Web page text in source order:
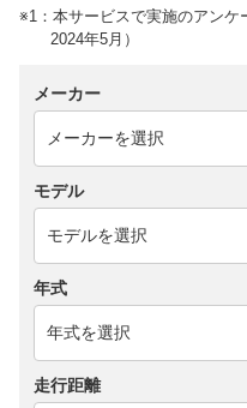
※1：本サービスで実施のアンケ
2024年5月）
メーカー
モデル
年式
走行距離